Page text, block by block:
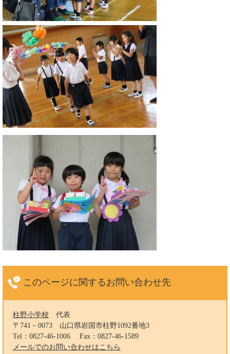
このページに関するお問い合わせ先
柱野小学校
代表
〒741－0073
山口県岩国市柱野1092番地3
Tel：0827-46-1006
Fax：0827-46-1589
メールでのお問い合わせはこちら